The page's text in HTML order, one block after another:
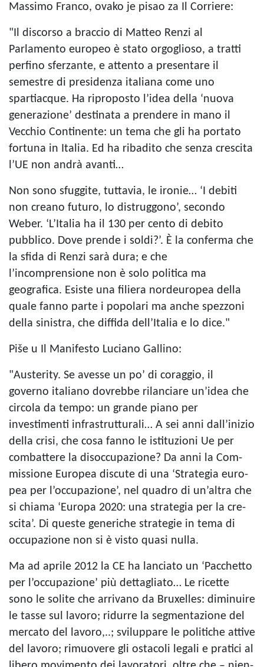
Massimo Franco, ovako je pisao za Il Corriere:
"Il discorso a braccio di Matteo Renzi al
Parlamento europeo è stato orgoglioso, a tratti
perfino sferzante, e attento a presentare il
semestre di presidenza italiana come uno
spartiacque. Ha riproposto l’idea della ‘nuova
generazione’ destinata a prendere in mano il
Vecchio Continente: un tema che gli ha portato
fortuna in Italia. Ed ha ribadito che senza crescita
l’UE non andrà avanti…
Non sono sfuggite, tuttavia, le ironie… ‘I debiti
non creano futuro, lo distruggono’, secondo
Weber. ‘L’Italia ha il 130 per cento di debito
pubblico. Dove prende i soldi?’. È la conferma che
la sfida di Renzi sarà dura; e che
l’incomprensione non è solo politica ma
geografica. Esiste una filiera nordeuropea della
quale fanno parte i popolari ma anche spezzoni
della sinistra, che diffida dell’Italia e lo dice."
Piše u Il Manifesto Luciano Gallino:
"Austerity. Se avesse un po’ di coraggio, il
governo italiano dovrebbe rilanciare un’idea che
circola da tempo: un grande piano per
investimenti infrastrutturali… A sei anni dall’inizio
della crisi, che cosa fanno le isti­tu­zioni Ue per
com­bat­tere la disoc­cu­pa­zione? Da anni la Com­
mis­sione Euro­pea discute di una ‘Stra­te­gia euro­
pea per l’occupazione’, nel qua­dro di un’altra che
si chiama ‘Europa 2020: una stra­te­gia per la cre­
scita’. Di que­ste gene­ri­che stra­te­gie in tema di
occu­pa­zione non si è visto quasi nulla.
Ma ad aprile 2012 la CE ha lan­ciato un ‘Pac­chetto
per l’occupazione’ più det­ta­gliato… Le ricette
sono le solite che arri­vano da Bru­xel­les: dimi­nuire
le tasse sul lavoro; ridurre la seg­men­ta­zione del
mer­cato del lavoro,..; svi­lup­pare le poli­ti­che attive
del lavoro; rimuo­vere gli osta­coli legali e pra­tici al